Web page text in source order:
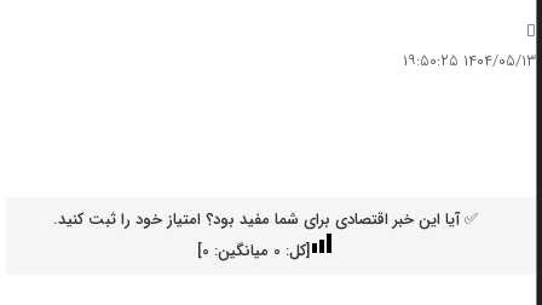
۱۴۰۴/۰۵/۱۳ ۱۹:۵۰:۲۵
✅ آیا این خبر اقتصادی برای شما مفید بود؟ امتیاز خود را ثبت کنید.
[کل: 0میانگین: 0
]